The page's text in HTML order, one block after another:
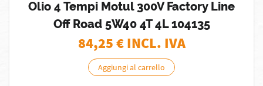
Olio 4 Tempi Motul 300V Factory Line
Off Road 5W40 4T 4L 104135
84,25€ INCL. IVA
Aggiungi al carrello